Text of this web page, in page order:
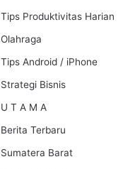
Tips Produktivitas Harian
Olahraga
Tips Android / iPhone
Strategi Bisnis
U T A M A
Berita Terbaru
Sumatera Barat